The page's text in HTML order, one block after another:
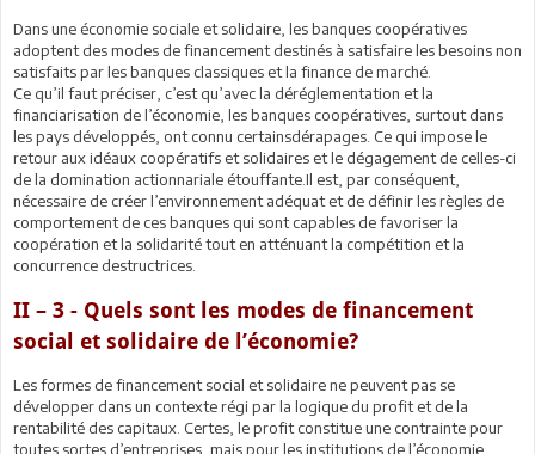
Dans une économie sociale et solidaire, les banques coopératives
adoptent des modes de financement destinés à satisfaire les besoins non
satisfaits par les banques classiques et la finance de marché.
Ce qu’il faut préciser, c’est qu’avec la déréglementation et la
financiarisation de l’économie, les banques coopératives, surtout dans
les pays développés, ont connu certainsdérapages. Ce qui impose le
retour aux idéaux coopératifs et solidaires et le dégagement de celles-ci
de la domination actionnariale étouffante.Il est, par conséquent,
nécessaire de créer l’environnement adéquat et de définir les règles de
comportement de ces banques qui sont capables de favoriser la
coopération et la solidarité tout en atténuant la compétition et la
concurrence destructrices.
II – 3 - Quels sont les modes de financement
social et solidaire de l’économie?
Les formes de financement social et solidaire ne peuvent pas se
développer dans un contexte régi par la logique du profit et de la
rentabilité des capitaux. Certes, le profit constitue une contrainte pour
toutes sortes d’entreprises, mais pour les institutions de l’économie